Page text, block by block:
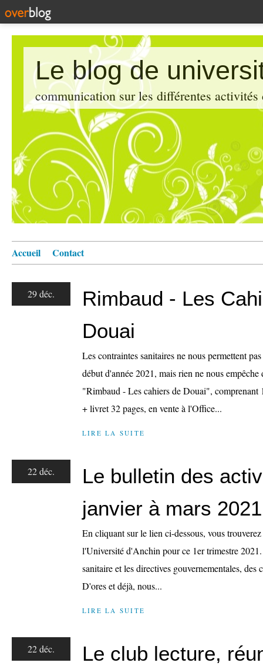
Le blog de
communication sur les différentes
Accueil Contact
29 déc.
Rimbaud - Les
Douai
Les contraintes sanitaires ne nous permettent
début d'année 2021, mais rien ne nous
"Rimbaud - Les cahiers de Douai",
+ livret 32 pages, en vente à l'Office...
LIRE LA SUITE
22 déc.
Le bulletin des
janvier à mars
En cliquant sur le lien ci-dessous, vous
l'Université d'Anchin pour ce 1er trimestre
sanitaire et les directives gouvernementales, des
D'ores et déjà, nous...
LIRE LA SUITE
22 déc.
Le club lecture,